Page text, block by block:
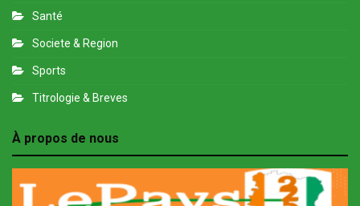
Santé
Societe & Region
Sports
Titrologie & Breves
À propos de nous